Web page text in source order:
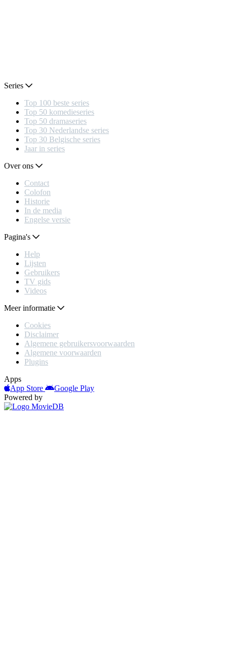
Series
Top 100 beste series
Top 50 komedieseries
Top 50 dramaseries
Top 30 Nederlandse series
Top 30 Belgische series
Jaar in series
Over ons
Contact
Colofon
Historie
In de media
Engelse versie
Pagina's
Help
Lijsten
Gebruikers
TV gids
Videos
Meer informatie
Cookies
Disclaimer
Algemene gebruikersvoorwaarden
Algemene voorwaarden
Plugins
Apps
App Store
Google Play
Powered by